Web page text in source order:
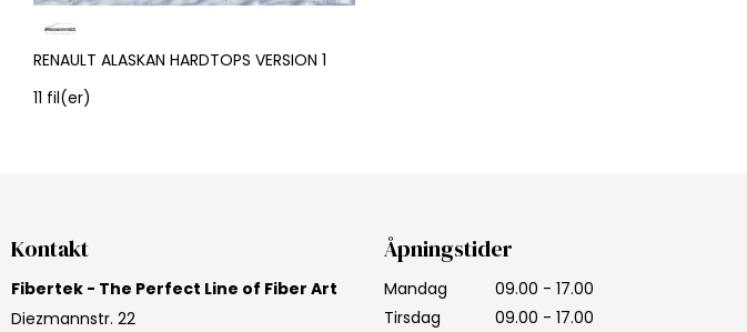
RENAULT ALASKAN HARDTOPS VERSION 1
11 fil(er)
Kontakt
Fibertek - The Perfect Line of Fiber Art
Diezmannstr. 22
Åpningstider
Mandag
09.00 - 17.00
Tirsdag
09.00 - 17.00